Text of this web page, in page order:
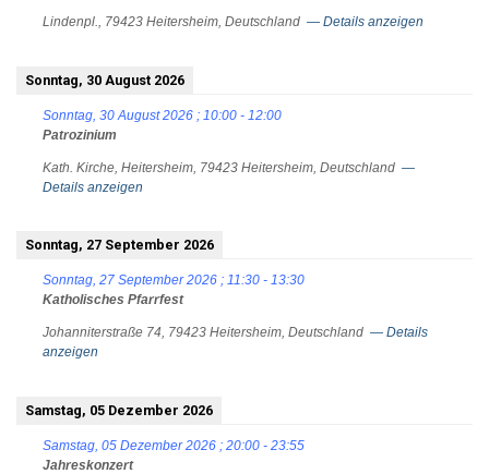
Lindenpl., 79423 Heitersheim, Deutschland — Details anzeigen
Sonntag, 30 August 2026
Sonntag, 30 August 2026 ; 10:00 - 12:00
Patrozinium
Kath. Kirche, Heitersheim, 79423 Heitersheim, Deutschland —
Details anzeigen
Sonntag, 27 September 2026
Sonntag, 27 September 2026 ; 11:30 - 13:30
Katholisches Pfarrfest
Johanniterstraße 74, 79423 Heitersheim, Deutschland — Details
anzeigen
Samstag, 05 Dezember 2026
Samstag, 05 Dezember 2026 ; 20:00 - 23:55
Jahreskonzert